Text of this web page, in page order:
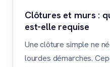
Clôtures et murs :
est-elle requise
Une clôture simple ne
lourdes démarches.